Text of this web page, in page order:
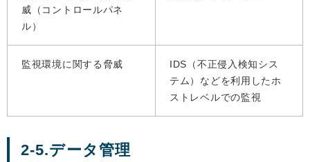
威（コントロールパネ
ル）
監視環境に関する脅威
IDS（不正侵入検知シス
テム）などを利用したホ
ストレベルでの監視
2-5.データ管理